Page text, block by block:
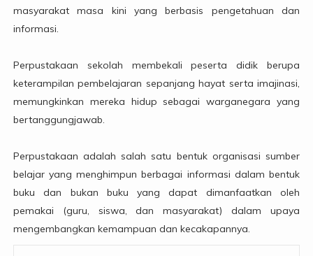
masyarakat masa kini yang berbasis pengetahuan dan
informasi.
Perpustakaan sekolah membekali peserta didik berupa
keterampilan pembelajaran sepanjang hayat serta imajinasi,
memungkinkan mereka hidup sebagai warganegara yang
bertanggungjawab.
Perpustakaan adalah salah satu bentuk organisasi sumber
belajar yang menghimpun berbagai informasi dalam bentuk
buku dan bukan buku yang dapat dimanfaatkan oleh
pemakai (guru, siswa, dan masyarakat) dalam upaya
mengembangkan kemampuan dan kecakapannya.